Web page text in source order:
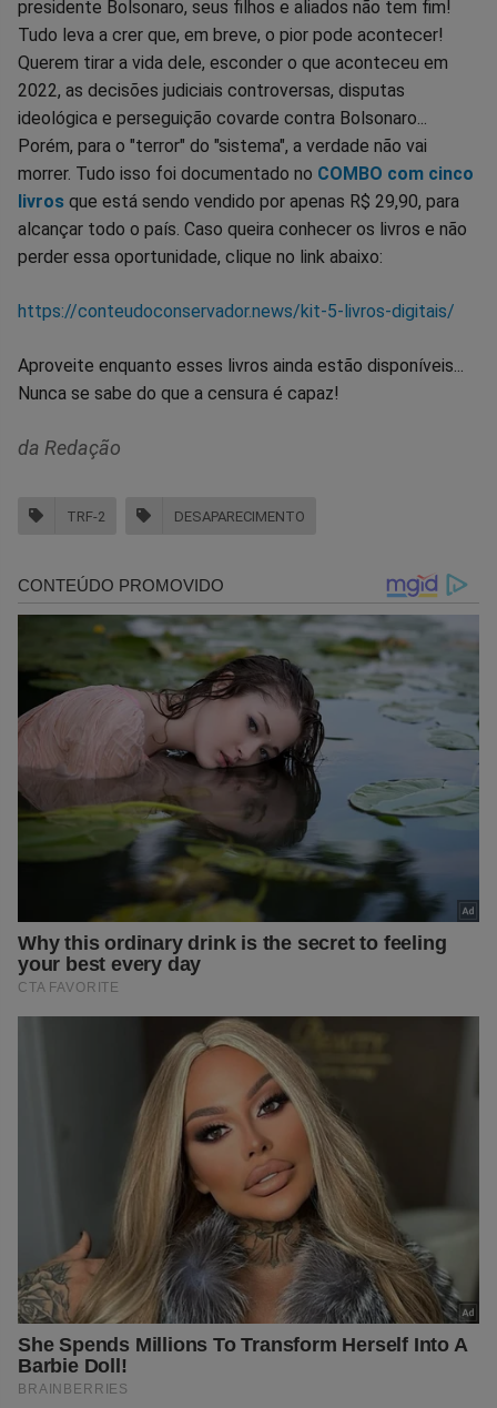
presidente Bolsonaro, seus filhos e aliados não tem fim!
Tudo leva a crer que, em breve, o pior pode acontecer!
Querem tirar a vida dele, esconder o que aconteceu em
2022, as decisões judiciais controversas, disputas
ideológica e perseguição covarde contra Bolsonaro...
Porém, para o "terror" do "sistema", a verdade não vai
morrer. Tudo isso foi documentado no COMBO com cinco
livros que está sendo vendido por apenas R$ 29,90, para
alcançar todo o país. Caso queira conhecer os livros e não
perder essa oportunidade, clique no link abaixo:
https://conteudoconservador.news/kit-5-livros-digitais/
Aproveite enquanto esses livros ainda estão disponíveis...
Nunca se sabe do que a censura é capaz!
da Redação
TRF-2 DESAPARECIMENTO